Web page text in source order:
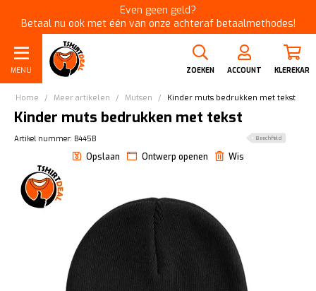
Even geen geld?
Betaal nu ook met één van onze achteraf betaalmethodes!
MENU ZOEKEN ACCOUNT KLEREKAR
Home / Meer artikelen / Mutsen / Kinder muts bedrukken met tekst
Kinder muts bedrukken met tekst
Beechfield
Artikel nummer: B445B
Opslaan Ontwerp openen Wis